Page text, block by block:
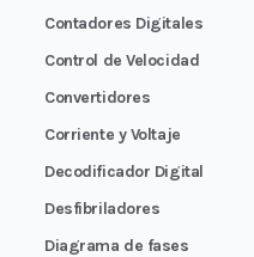
Contadores Digitales
Control de Velocidad
Convertidores
Corriente y Voltaje
Decodificador Digital
Desfibriladores
Diagrama de fases